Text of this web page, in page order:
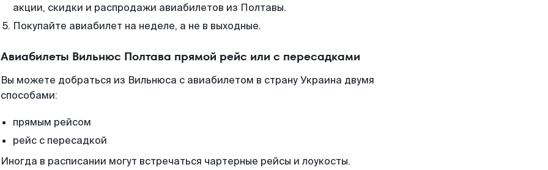
акции, скидки и распродажи авиабилетов из Полтавы.
Покупайте авиабилет на неделе, а не в выходные.
Авиабилеты Вильнюс Полтава прямой рейс или с пересадками
Вы можете добраться из Вильнюса с авиабилетом в страну Украина двумя
способами:
прямым рейсом
рейс с пересадкой
Иногда в расписании могут встречаться чартерные рейсы и лоукосты.